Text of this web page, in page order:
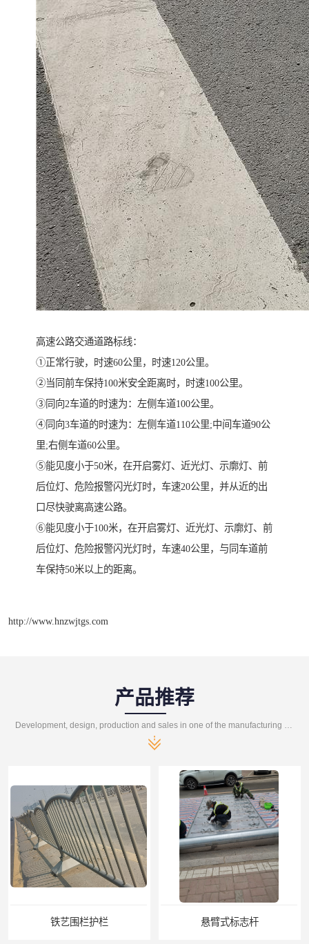
高速公路交通道路标线：
①正常行驶，时速60公里，时速120公里。
②当同前车保持100米安全距离时，时速100公里。
③同向2车道的时速为：左侧车道100公里。
④同向3车道的时速为：左侧车道110公里;中间车道90公
里;右侧车道60公里。
⑤能见度小于50米，在开启雾灯、近光灯、示廓灯、前
后位灯、危险报警闪光灯时，车速20公里，并从近的出
口尽快驶离高速公路。
⑥能见度小于100米，在开启雾灯、近光灯、示廓灯、前
后位灯、危险报警闪光灯时，车速40公里，与同车道前
车保持50米以上的距离。
http://www.hnzwjtgs.com
产品推荐
悬臂式标志杆 F型悬臂式交通标志杆